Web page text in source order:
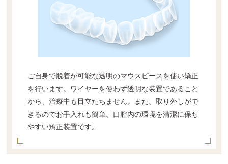
ご自身で脱着が可能な透明のマウスピースを使い矯正
を行います。ワイヤーを使わず透明な装置であること
から、治療中も目立たちません。また、取り外しがで
きるのでお手入れも簡単。口腔内の環境を清潔に保ち
やすい矯正装置です。